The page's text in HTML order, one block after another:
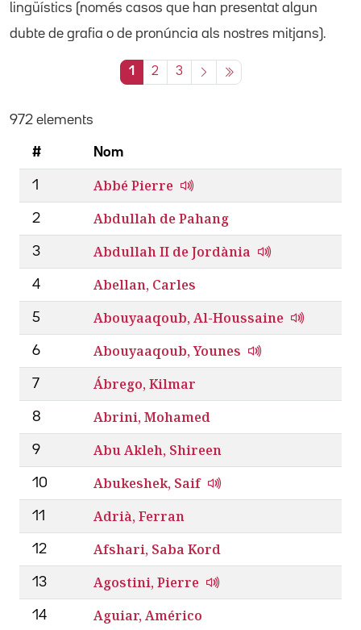
lingüístics (només casos que han presentat algun
dubte de grafia o de pronúncia als nostres mitjans).
1 2 3
972 elements
# Nom
1 Abbé Pierre
2 Abdullah de Pahang
3 Abdullah II de Jordània
4 Abellan, Carles
5 Abouyaaqoub, Al-Houssaine
6 Abouyaaqoub, Younes
7 Ábrego, Kilmar
8 Abrini, Mohamed
9 Abu Akleh, Shireen
10 Abukeshek, Saif
11 Adrià, Ferran
12 Afshari, Saba Kord
13 Agostini, Pierre
14 Aguiar, Américo